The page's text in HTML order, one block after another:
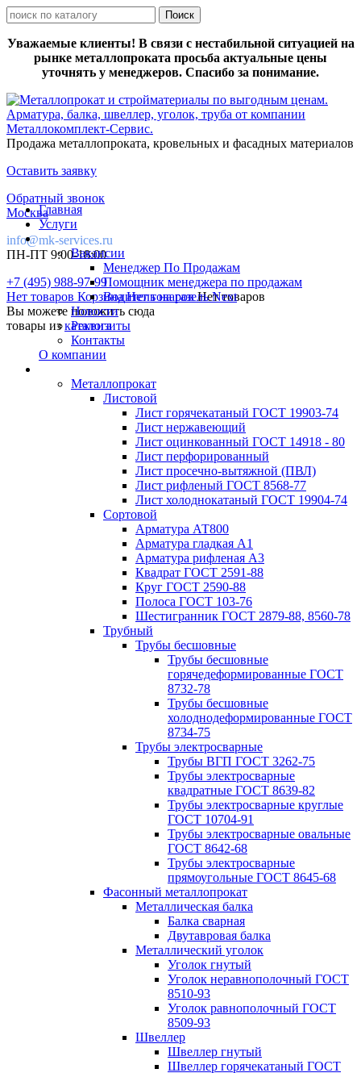
Уважаемые клиенты! В связи с нестабильной ситуацией на
рынке металлопроката просьба актуальные цены
уточнять у менеджеров. Спасибо за понимание.
Продажа металлопроката, кровельных и фасадных материалов
Оставить заявку
Обратный звонок
Москва
info@mk-services.ru
ПН-ПТ 9:00-18:00
+7 (495) 988-97-99
Нет товаров КорзинаНет товаровНет товаров
Вы можете положить сюда
товары изкаталога
Главная
Услуги
Вакансии
Менеджер По Продажам
Помощник менеджера по продажам
Водитель на газель Next
Новости
Реквизиты
Контакты
О компании
Металлопрокат
Листовой
Лист горячекатаный ГОСТ 19903-74
Лист нержавеющий
Лист оцинкованный ГОСТ 14918 - 80
Лист перфорированный
Лист просечно-вытяжной (ПВЛ)
Лист рифленый ГОСТ 8568-77
Лист холоднокатаный ГОСТ 19904-74
Сортовой
Арматура АТ800
Арматура гладкая А1
Арматура рифленая А3
Квадрат ГОСТ 2591-88
Круг ГОСТ 2590-88
Полоса ГОСТ 103-76
Шестигранник ГОСТ 2879-88, 8560-78
Трубный
Трубы бесшовные
Трубы бесшовные
горячедеформированные ГОСТ
8732-78
Трубы бесшовные
холоднодеформированные ГОСТ
8734-75
Трубы электросварные
Трубы ВГП ГОСТ 3262-75
Трубы электросварные
квадратные ГОСТ 8639-82
Трубы электросварные круглые
ГОСТ 10704-91
Трубы электросварные овальные
ГОСТ 8642-68
Трубы электросварные
прямоугольные ГОСТ 8645-68
Фасонный металлопрокат
Металлическая балка
Балка сварная
Двутавровая балка
Металлический уголок
Уголок гнутый
Уголок неравнополочный ГОСТ
8510-93
Уголок равнополочный ГОСТ
8509-93
Швеллер
Швеллер гнутый
Швеллер горячекатаный ГОСТ